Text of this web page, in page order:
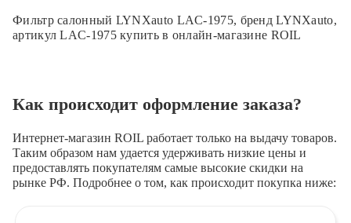
Фильтр салонный LYNXauto LAC-1975, бренд LYNXauto,
артикул LAC-1975 купить в онлайн-магазине ROIL
Как происходит оформление заказа?
Интернет-магазин ROIL работает только на выдачу товаров.
Таким образом нам удается удерживать низкие цены и
предоставлять покупателям самые высокие скидки на
рынке РФ. Подробнее о том, как происходит покупка ниже: